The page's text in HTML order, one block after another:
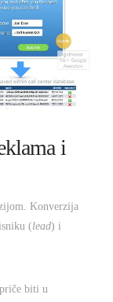
i
Konverzija
(lead) i
biti u